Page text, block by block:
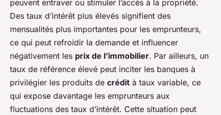
peuvent entraver ou stimuler l’accès à la propriété.
Des taux d’intérêt plus élevés signifient des
mensualités plus importantes pour les emprunteurs,
ce qui peut refroidir la demande et influencer
négativement les prix de l’immobilier. Par ailleurs, un
taux de référence élevé peut inciter les banques à
privilégier les produits de crédit à taux variable, ce
qui expose davantage les emprunteurs aux
fluctuations des taux d’intérêt. Cette situation peut